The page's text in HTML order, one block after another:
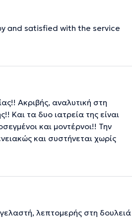
and satisfied with the service
Ακριβής, αναλυτική στη
Και τα δυο ιατρεία της είναι
και μοντέρνοι!! Την
και συστήνεται χωρίς
λεπτομερής στη δουλειά